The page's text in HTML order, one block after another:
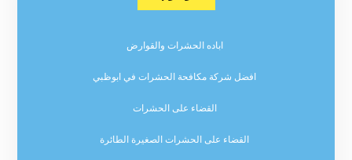
اباده الحشرات والقوارض
افضل شركة مكافحة الحشرات في ابوظبي
القضاء على الحشرات
القضاء على الحشرات الصغيرة الطائرة